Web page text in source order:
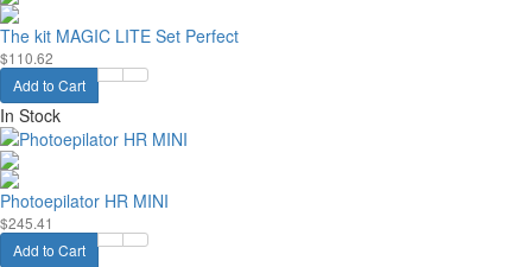
The kit MAGIC LITE Set Perfect
$110.62
Add to Cart
In Stock
Photoepilator HR MINI
$245.41
Add to Cart